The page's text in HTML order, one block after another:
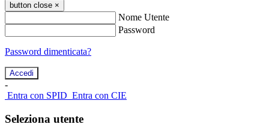
button close ×
Nome Utente
Password
Password dimenticata?
-
Entra con SPID Entra con CIE
Seleziona utente